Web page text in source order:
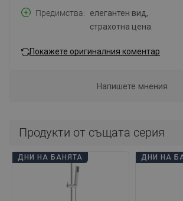
Предимства
елегантен вид,
страхотна цена.
Покажете оригиналния коментар
Напишете мнения
Продукти от същата серия
ДНИ НА БАНЯТА ДНИ НА